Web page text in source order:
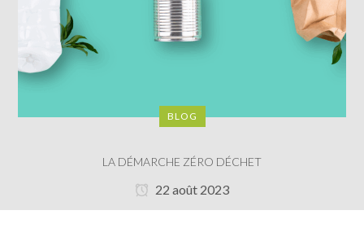
BLOG
LA DÉMARCHE ZÉRO DÉCHET
22 août 2023